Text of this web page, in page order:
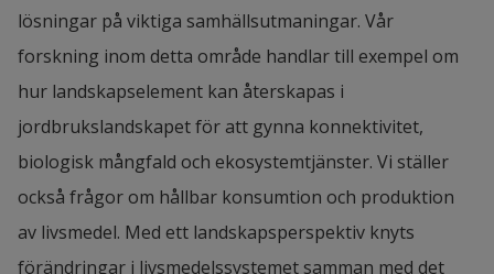
lösningar på viktiga samhällsutmaningar. Vår
forskning inom detta område handlar till exempel om
hur landskapselement kan återskapas i
jordbrukslandskapet för att gynna konnektivitet,
biologisk mångfald och ekosystemtjänster. Vi ställer
också frågor om hållbar konsumtion och produktion
av livsmedel. Med ett landskapsperspektiv knyts
förändringar i livsmedelssystemet samman med det